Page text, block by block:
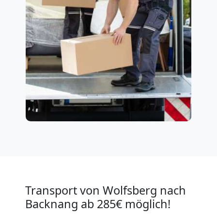
Transport von Wolfsberg nach
Backnang ab 285€ möglich!